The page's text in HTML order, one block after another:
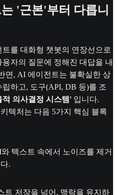
'근본'부터 다릅니
를 대화형 챗봇의 연장선으로
자의 질문에 정해진 대답을 내
면, AI 에이전트는 불확실한 상
하고, 도구(API, DB 등)를 조
적 의사결정 시스템' 입니다.
텍처는 다음 5가지 핵심 블록
텍스트 속에서 노이즈를 제거
.
트 저장을 넘어, 맥락을 유지하